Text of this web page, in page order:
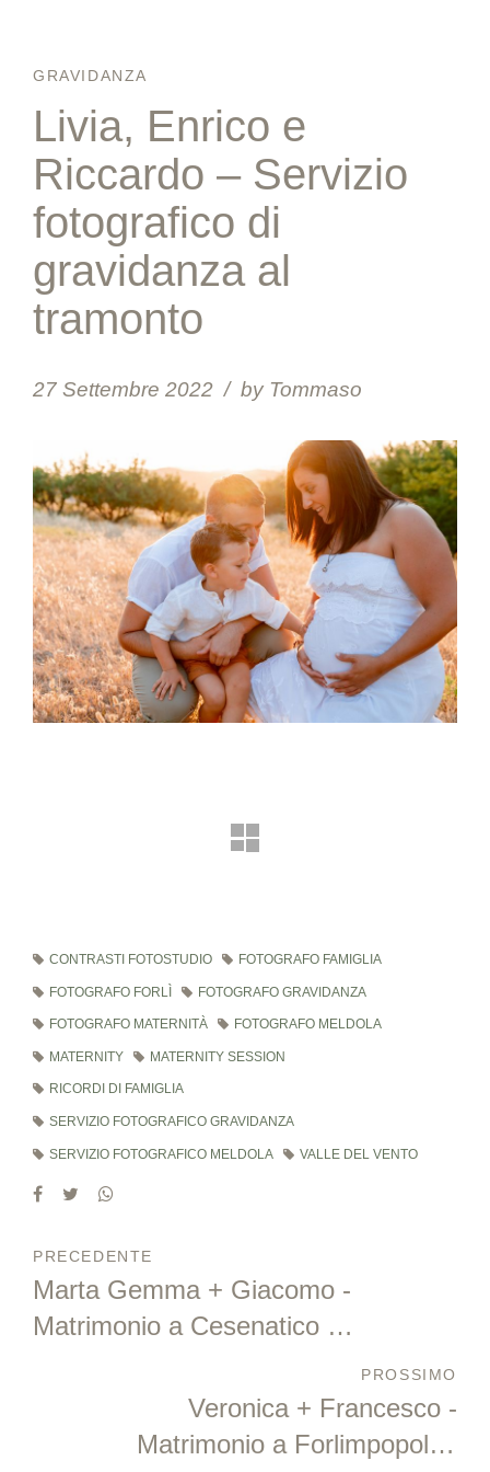
GRAVIDANZA
Livia, Enrico e
Riccardo – Servizio
fotografico di
gravidanza al
tramonto
27 Settembre 2022 by Tommaso
CONTRASTI FOTOSTUDIO FOTOGRAFO FAMIGLIA
FOTOGRAFO FORLÌ FOTOGRAFO GRAVIDANZA
FOTOGRAFO MATERNITÀ FOTOGRAFO MELDOLA
MATERNITY MATERNITY SESSION
RICORDI DI FAMIGLIA
SERVIZIO FOTOGRAFICO GRAVIDANZA
SERVIZIO FOTOGRAFICO MELDOLA VALLE DEL VENTO
PRECEDENTE
Marta Gemma + Giacomo -
Matrimonio a Cesenatico e
PROSSIMO
Veronica + Francesco -
Matrimonio a Forlimpopoli +